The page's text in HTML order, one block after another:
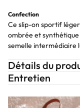
Confection
Ce slip-on sportif
ombrée et
semelle intermédiaire
Détails du
Entretien